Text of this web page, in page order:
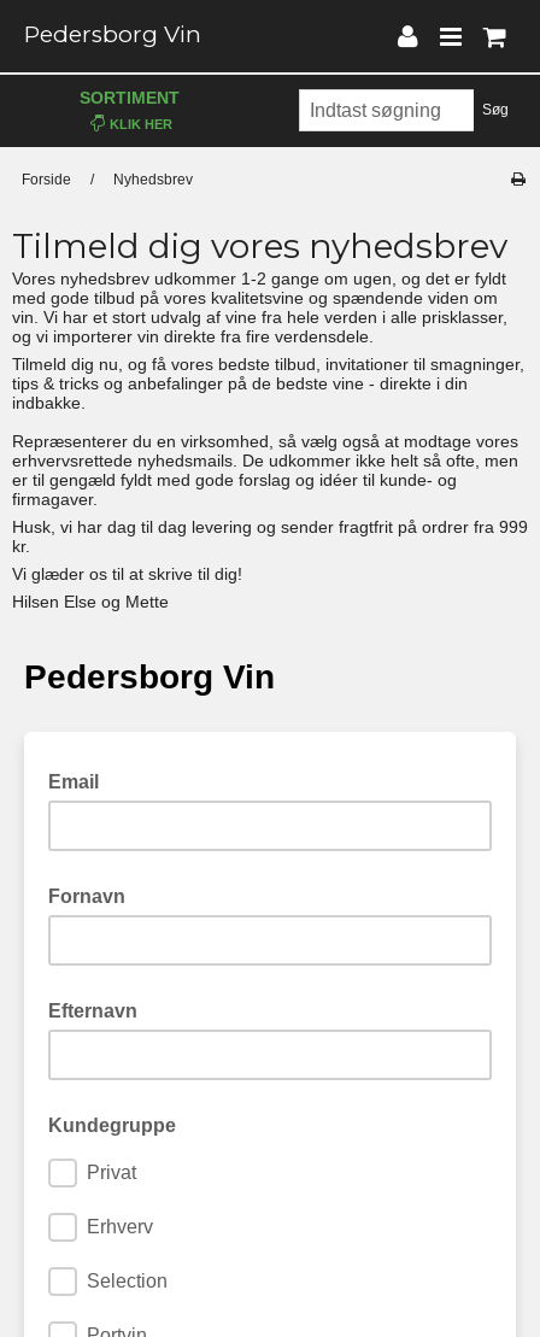
Pedersborg Vin
Søg
SORTIMENT
Forside / Nyhedsbrev
Tilmeld dig vores nyhedsbrev
Vores nyhedsbrev udkommer 1-2 gange om ugen, og det er fyldt
med gode tilbud på vores kvalitetsvine og spændende viden om
vin. Vi har et stort udvalg af vine fra hele verden i alle prisklasser,
og vi importerer vin direkte fra fire verdensdele.
Tilmeld dig nu, og få vores bedste tilbud, invitationer til smagninger,
tips & tricks og anbefalinger på de bedste vine - direkte i din
indbakke.
Repræsenterer du en virksomhed, så vælg også at modtage vores
erhvervsrettede nyhedsmails. De udkommer ikke helt så ofte, men
er til gengæld fyldt med gode forslag og idéer til kunde- og
firmagaver.
Husk, vi har dag til dag levering og sender fragtfrit på ordrer fra 999
kr.
Vi glæder os til at skrive til dig!
Hilsen Else og Mette